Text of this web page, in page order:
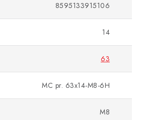
8595133915106
14
63
MC pr. 63x14-M8-6H
M8